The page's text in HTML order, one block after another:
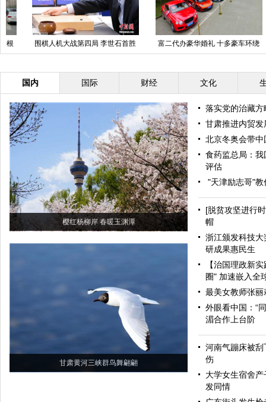
富二代办豪华婚礼 十多豪车环绕
坝坝宴人数超二千
探秘网红经济下的“萝莉”女主播的
日常生活
国内 国际 财经 文化
樱红杨柳岸 春暖玉渊潭
甘肃黄河三峡群鸟舞翩翩
落实党的治藏
甘肃推进内贸
北京冬奥会带中
食药监总局：
评估
"天津励志哥"
[脱贫攻坚进行
帽
浙江颁发科技大
研成果惠民生
【治国理政新
圈" 加速嵌入全
最美女教师张
外眼看中国：“
湄合作上台阶
河南气蹦床被
伤
大学女生宿舍
发同情